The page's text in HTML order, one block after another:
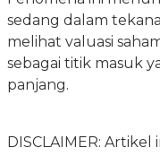
sedang dalam
melihat valuasi
sebagai titik masuk
panjang.
DISCLAIMER: Artikel